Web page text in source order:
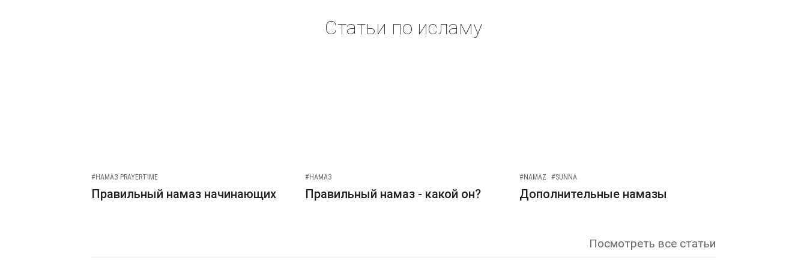
Статьи по исламу
#НАМАЗ PRAYERTIME
Правильный намаз начинающих
#НАМАЗ
Правильный намаз - какой он?
#NAMAZ #SUNNA
Дополнительные намазы
Посмотреть все статьи